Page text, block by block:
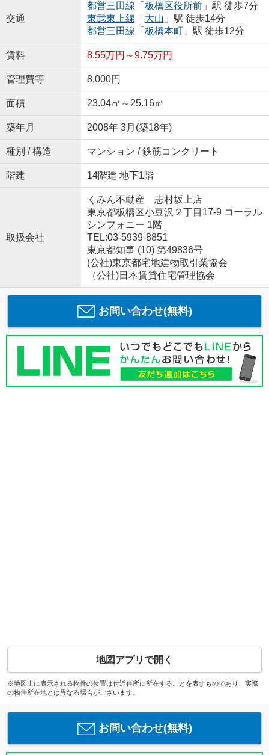
交通
都営三田線 「 板橋区役所前」駅 徒歩7分
東武東上線 「 大山 」駅 徒歩14分
都営三田線 「 板橋本町」駅 徒歩12分
賃料 8.55万円～9.75万円
管理費等 8,000円
面積 23.04㎡～25.16㎡
築年月 2008年 3月(築18年)
種別 / 構造 マンション / 鉄筋コンクリート
階建 14階建 地下1階
取扱会社
くみん不動産 志村坂上店
東京都板橋区小豆沢２丁目17-9 コーラル
シンフォニー 1階
TEL:03-5939-8851
東京都知事 (10) 第49836号
(公社)東京都宅地建物取引業協会
（公社)日本賃貸住宅管理協会
お問い合わせ(無料)
地図アプリで開く
※地図上に表示される物件の位置は付近住所に所在することを表すものであり、実際
の物件所在地とは異なる場合がございます。
お問い合わせ(無料)